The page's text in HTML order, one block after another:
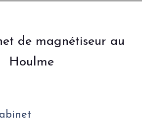
de magnétiseur au
Houlme